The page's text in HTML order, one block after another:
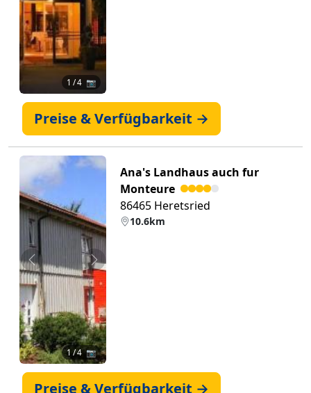
1 / 4 📷
Preise & Verfügbarkeit →
Zurück Weiter
1 / 4 📷
Ana's Landhaus auch fur
Monteure
86465 Heretsried
10.6km
Preise & Verfügbarkeit →